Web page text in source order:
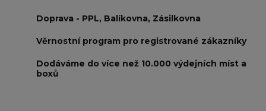
Doprava - PPL, Balíkovna, Zásilkovna
Věrnostní program pro registrované zákazníky
Dodáváme do více než 10.000 výdejních míst a
boxů